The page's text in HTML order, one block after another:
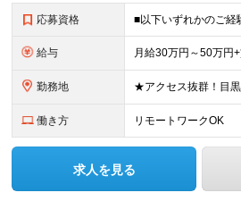
応募資格
給与
勤務地
働き方 リモートワークOK
求人を見る